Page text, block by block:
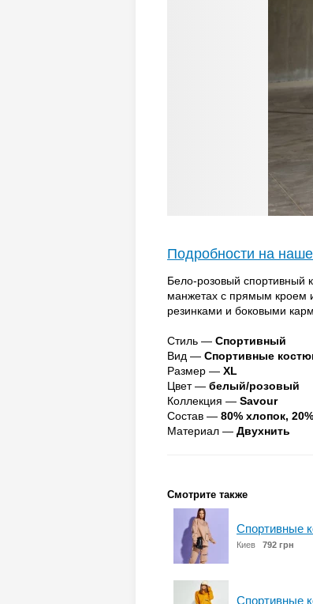
Подробности на
Бело-розовый спортивный
манжетах с прямым кроем
резинками и боковыми
Стиль — Спортивный
Вид — Спортивные
Размер — XL
Цвет — белый/розовый
Коллекция — Savour
Состав — 80% хлопок,
Материал — Двухнить
Смотрите также
Спортивные
Киев 792 грн
Спортивные